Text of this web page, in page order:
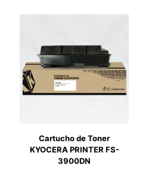
Cartucho de Toner
KYOCERA PRINTER FS-
3900DN